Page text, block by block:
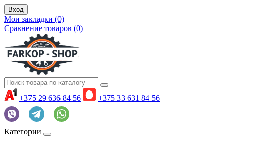
Вход
Мои закладки (0)
Сравнение товаров (0)
+375 29 636 84 56 +375 33 631 84 56
Категории